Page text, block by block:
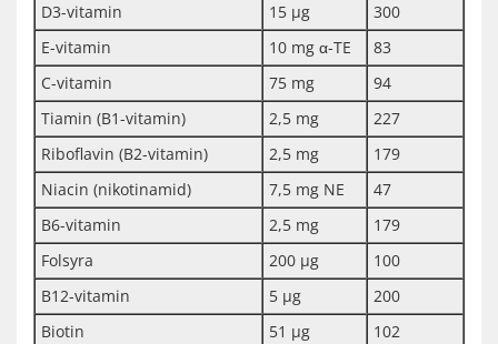
D3-vitamin
15 µg
300
E-vitamin
10 mg α-TE
83
C-vitamin
75 mg
94
Tiamin (B1-vitamin)
2,5 mg
227
Riboflavin (B2-vitamin)
2,5 mg
179
Niacin (nikotinamid)
7,5 mg NE
47
B6-vitamin
2,5 mg
179
Folsyra
200 µg
100
B12-vitamin
5 µg
200
Biotin
51 µg
102